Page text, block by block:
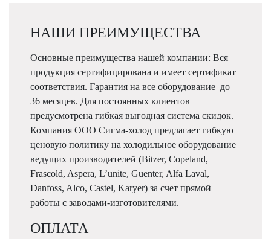
НАШИ ПРЕИМУЩЕСТВА
Основные преимущества нашей компании: Вся
продукция сертифицирована и имеет сертификат
соответствия. Гарантия на все оборудование до
36 месяцев. Для постоянных клиентов
предусмотрена гибкая выгодная система скидок.
Компания ООО Сигма-холод предлагает гибкую
ценовую политику на холодильное оборудование
ведущих производителей (Bitzer, Copeland,
Frascold, Aspera, L’unite, Guenter, Alfa Laval,
Danfoss, Alco, Castel, Karyer) за счет прямой
работы с заводами-изготовителями.
ОПЛАТА